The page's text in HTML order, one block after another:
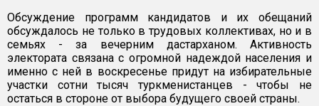
Обсуждение программ кандидатов и их обещаний
обсуждалось не только в трудовых коллективах, но и в
семьях - за вечерним дастарханом. Активность
электората связана с огромной надеждой населения и
именно с ней в воскресенье придут на избирательные
участки сотни тысяч туркменистанцев - чтобы не
остаться в стороне от выбора будущего своей страны.